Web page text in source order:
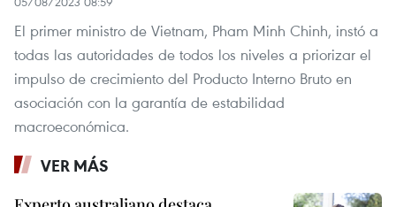
El primer ministro de Vietnam, Pham Minh Chinh, instó a
todas las autoridades de todos los niveles a priorizar el
impulso de crecimiento del Producto Interno Bruto en
asociación con la garantía de estabilidad
macroeconómica.
VER MÁS